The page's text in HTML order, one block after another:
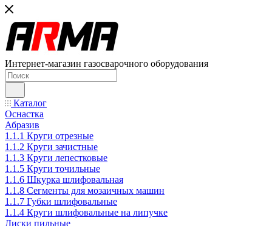
Интернет-магазин газосварочного оборудования
Каталог
Оснастка
Абразив
1.1.1 Круги отрезные
1.1.2 Круги зачистные
1.1.3 Круги лепестковые
1.1.5 Круги точильные
1.1.6 Шкурка шлифовальная
1.1.8 Сегменты для мозаичных машин
1.1.7 Губки шлифовальные
1.1.4 Круги шлифовальные на липучке
Диски пильные